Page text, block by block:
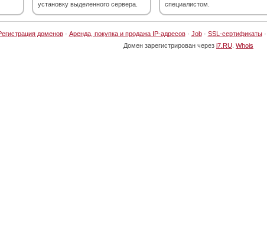
установку выделенного сервера.
специалистом.
доменов· Аренда, покупка и продажа IP-адресов· Job· SSL-сертификаты·
Домен зарегистрирован через i7.RU Whois